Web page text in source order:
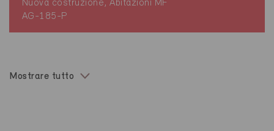
Nuova costruzione, Abitazioni MF
AG-185-P
Mostrare tutto